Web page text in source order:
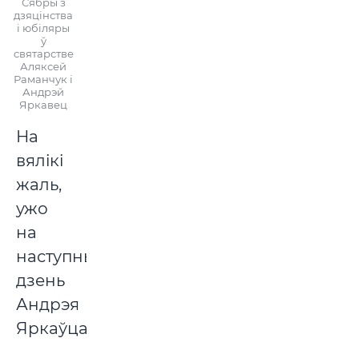
Сябры з
дзяцінства
і юбіляры
ў
святарстве
Аляксей
Раманчук і
Андрэй
Яркавец
На
вялікі
жаль,
ужо
на
наступны
дзень
Андрэя
Яркаўца